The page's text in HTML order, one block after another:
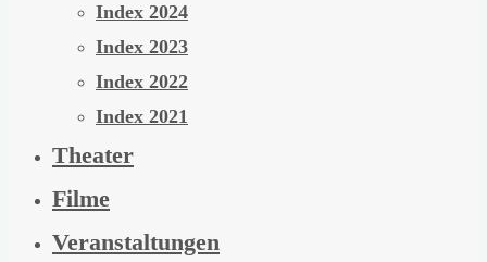
Index 2024
Index 2023
Index 2022
Index 2021
Theater
Filme
Veranstaltungen